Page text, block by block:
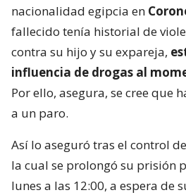
nacionalidad egipcia en
fallecido tenía historial de
contra su hijo y su expareja,
influencia de drogas al
Por ello, asegura, se cree que
a un paro.
Así lo aseguró tras el control
la cual se prolongó su prisión
lunes a las 12:00, a espera de